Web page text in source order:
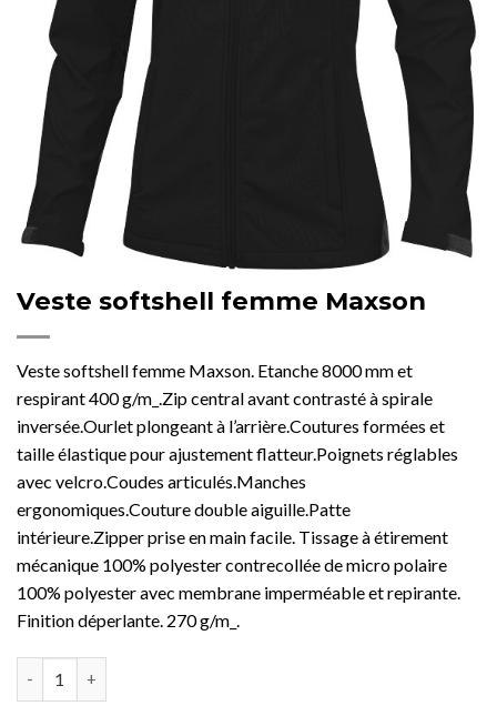
Veste softshell femme Maxson
Veste softshell femme Maxson. Etanche 8000 mm et
respirant 400 g/m_.Zip central avant contrasté à spirale
inversée.Ourlet plongeant à l’arrière.Coutures formées et
taille élastique pour ajustement flatteur.Poignets réglables
avec velcro.Coudes articulés.Manches
ergonomiques.Couture double aiguille.Patte
intérieure.Zipper prise en main facile. Tissage à étirement
mécanique 100% polyester contrecollée de micro polaire
100% polyester avec membrane imperméable et repirante.
Finition déperlante. 270 g/m_.